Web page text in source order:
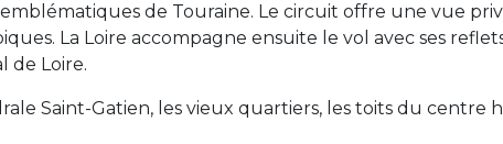
de Touraine. Le circuit offre une vue
La Loire accompagne ensuite le vol avec ses
de Loire.
Saint-Gatien, les vieux quartiers, les toits du centre